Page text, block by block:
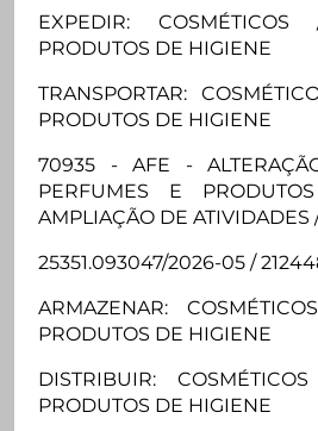
EXPEDIR:
PRODUTOS DE HIGIENE
TRANSPORTAR:
PRODUTOS DE HIGIENE
70935 - AFE -
PERFUMES E
AMPLIAÇÃO DE ATIVIDADES
25351.093047/2026-05 /
ARMAZENAR:
PRODUTOS DE HIGIENE
DISTRIBUIR:
PRODUTOS DE HIGIENE